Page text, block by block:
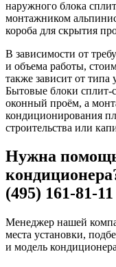
наружного блока
монтажником
короба для скрытия
В зависимости от
и объема работы,
также зависит от типа
Бытовые блоки сплит-
оконный проём, а
кондиционирования
строительства или
Нужна
(495) 161-81-11
Менеджер нашей
места установки,
и модель